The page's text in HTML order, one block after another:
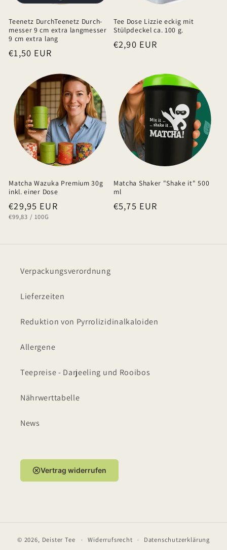
a
l
t
Teenetz DurchTeenetz Durch-
messer 9 cm extra langmesser
9 cm extra lang
Normaler
€1,50 EUR
Tee Dose Lizzie eckig mit
Stülpdeckel ca. 100 g.
Normaler
€2,90 EUR
Matcha Wazuka Premium 30g
inkl. einer Dose
Normaler
Preis
€29,95 EUR
GRUNDPREIS
€99,83 / PRO
100G
Matcha Shaker "Shake it" 500
ml
Normaler
€5,75 EUR
Verpackungsverordnung
Lieferzeiten
Reduktion von Pyrrolizidinalkaloiden
Allergene
Teepreise - Darjeeling und Rooibos
Nährwerttabelle
News
Vertrag widerrufen
© 2026, Deister Tee Widerrufsrecht Datenschutzerklärung